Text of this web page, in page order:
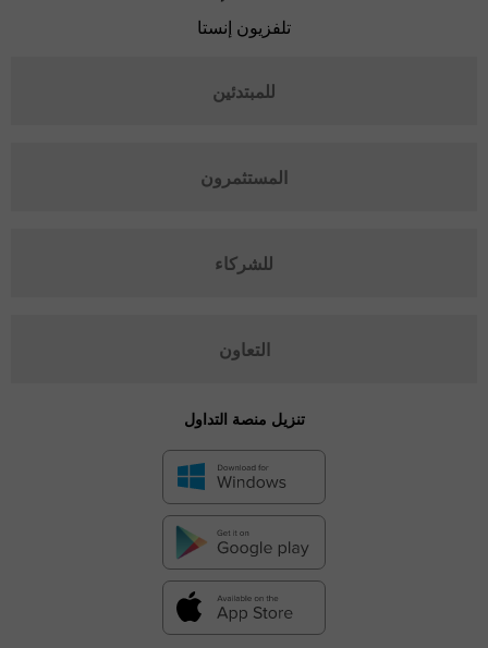
تلفزيون إنستا
للمبتدئين
المستثمرون
للشركاء
التعاون
تنزيل منصة التداول